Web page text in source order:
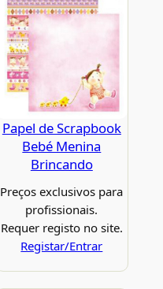
Papel de Scrapbook
Bebé Menina
Brincando
Preços exclusivos para
profissionais.
Requer registo no site.
Registar/Entrar